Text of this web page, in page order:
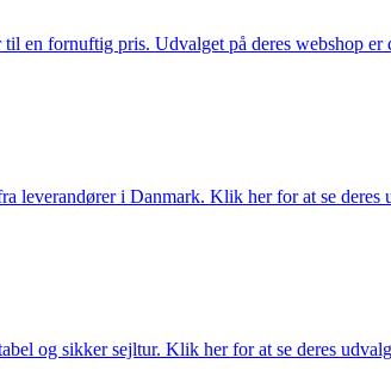
en fornuftig pris. Udvalget på deres webshop
leverandører i Danmark. Klik her for at se deres
og sikker sejltur. Klik her for at se deres